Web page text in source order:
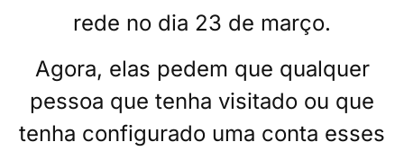
rede no dia 23 de março.
Agora, elas pedem que qualquer
pessoa que tenha visitado ou que
tenha configurado uma conta esses